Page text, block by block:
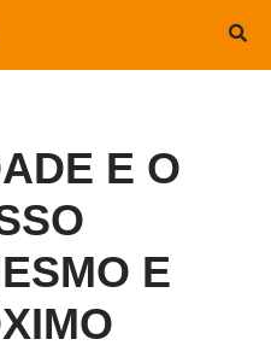
E O
E